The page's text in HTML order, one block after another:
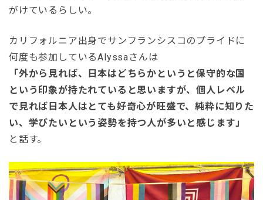
がけているらしい。
カリフォルニア出身でサンフランシスコのプライドに
何度も参加しているAlyssaさんは
「外から見れば、日本はどちらかというと保守的な国
という印象が持たれていると思いますが、個人レベル
で見れば日本人はとても好奇心が旺盛で、純粋に知りた
い、学びたいという姿勢を持つ人が多いと感じます」
と話す。